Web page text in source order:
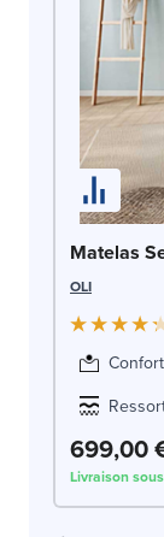
Matelas
OLI
699,00
Livraison